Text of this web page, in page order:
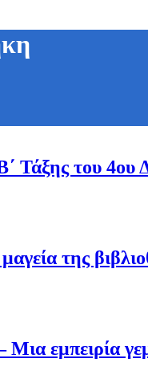
Τάξης του 4ου
της
Μια εμπειρία